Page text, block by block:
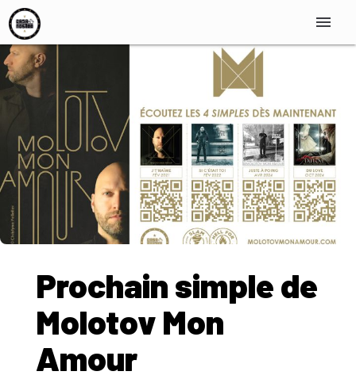
menu
Prochain simple de
Molotov Mon
Amour